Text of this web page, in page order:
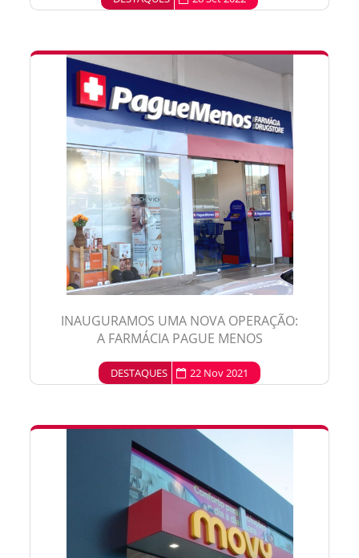
INAUGURAMOS UMA NOVA OPERAÇÃO:
A FARMÁCIA PAGUE MENOS
DESTAQUES 22 Nov 2021